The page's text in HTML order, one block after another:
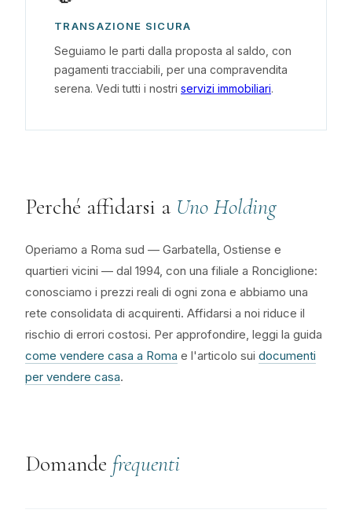
TRANSAZIONE SICURA
Seguiamo le parti dalla proposta al saldo, con
pagamenti tracciabili, per una compravendita
serena. Vedi tutti i nostri servizi immobiliari.
Perché affidarsi a Uno Holding
Operiamo a Roma sud — Garbatella, Ostiense e
quartieri vicini — dal 1994, con una filiale a Ronciglione:
conosciamo i prezzi reali di ogni zona e abbiamo una
rete consolidata di acquirenti. Affidarsi a noi riduce il
rischio di errori costosi. Per approfondire, leggi la guida
come vendere casa a Roma e l'articolo sui documenti
per vendere casa.
Domande frequenti